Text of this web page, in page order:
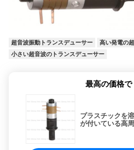
超音波振動トランスデューサー
高い発電の
小さい超音波のトランスデューサー
最高の価格で
プラスチックを
が付いている高